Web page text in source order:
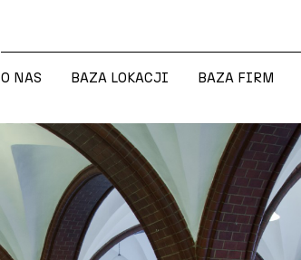
O NAS
BAZA LOKACJI
BAZA FIRM